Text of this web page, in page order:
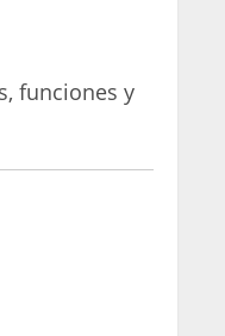
funciones y